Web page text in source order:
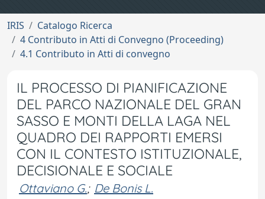
IRIS
Catalogo Ricerca
4 Contributo in Atti di Convegno (Proceeding)
4.1 Contributo in Atti di convegno
IL PROCESSO DI PIANIFICAZIONE
DEL PARCO NAZIONALE DEL GRAN
SASSO E MONTI DELLA LAGA NEL
QUADRO DEI RAPPORTI EMERSI
CON IL CONTESTO ISTITUZIONALE,
DECISIONALE E SOCIALE
Ottaviano G.; De Bonis L.